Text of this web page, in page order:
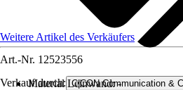
Verkauf durch: C|CON Communication &
Weitere Artikel des Verkäufers
Art.-Nr. 12523556
Material Leinwand:-